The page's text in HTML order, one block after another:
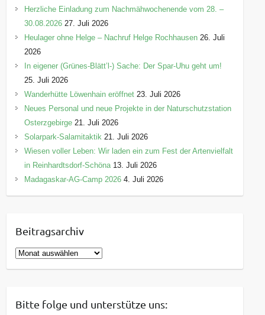
Herzliche Einladung zum Nachmähwochenende vom 28. –
30.08.2026 27. Juli 2026
Heulager ohne Helge – Nachruf Helge Rochhausen 26. Juli
2026
In eigener (Grünes-Blätt’l-) Sache: Der Spar-Uhu geht um!
25. Juli 2026
Wanderhütte Löwenhain eröffnet 23. Juli 2026
Neues Personal und neue Projekte in der Naturschutzstation
Osterzgebirge 21. Juli 2026
Solarpark-Salamitaktik 21. Juli 2026
Wiesen voller Leben: Wir laden ein zum Fest der Artenvielfalt
in Reinhardtsdorf-Schöna 13. Juli 2026
Madagaskar-AG-Camp 2026 4. Juli 2026
Beitragsarchiv
B
e
r
Bitte folge und unterstütze uns: